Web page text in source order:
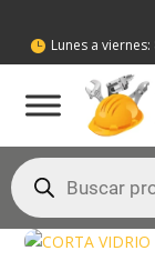
 Lunes a
Búsqueda
de
productos